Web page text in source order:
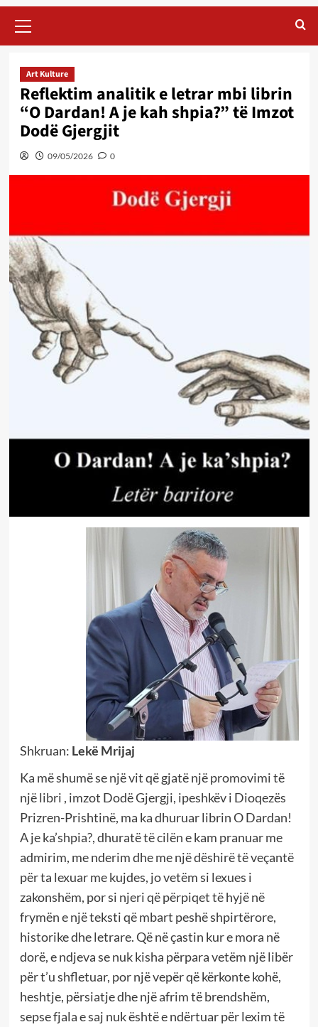
Menu
Art Kulture
Reflektim analitik e letrar mbi librin
“O Dardan! A je kah shpia?” të Imzot
Dodë Gjergjit
09/05/2026 0
Shkruan: Lekë Mrijaj
Ka më shumë se një vit që gjatë një promovimi të
një libri , imzot Dodë Gjergji, ipeshkëv i Dioqezës
Prizren-Prishtinë, ma ka dhuruar librin O Dardan!
A je ka’shpia?, dhuratë të cilën e kam pranuar me
admirim, me nderim dhe me një dëshirë të veçantë
për ta lexuar me kujdes, jo vetëm si lexues i
zakonshëm, por si njeri që përpiqet të hyjë në
frymën e një teksti që mbart peshë shpirtërore,
historike dhe letrare. Që në çastin kur e mora në
dorë, e ndjeva se nuk kisha përpara vetëm një libër
për t’u shfletuar, por një vepër që kërkonte kohë,
heshtje, përsiatje dhe një afrim të brendshëm,
sepse fjala e saj nuk është e ndërtuar për lexim të